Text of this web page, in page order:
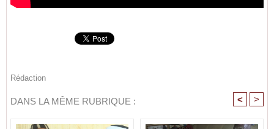
Rédaction
DANS LA MÊME RUBRIQUE : < >